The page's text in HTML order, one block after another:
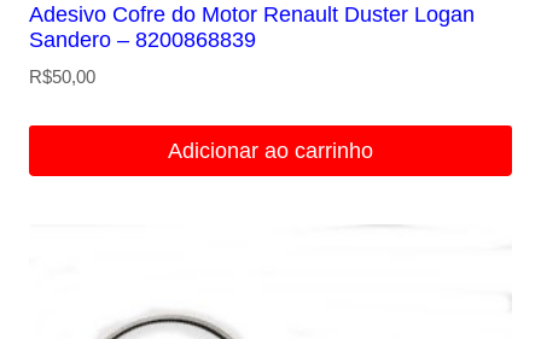
Adesivo Cofre do Motor Renault Duster Logan
Sandero – 8200868839
R$50,00
Adicionar ao carrinho